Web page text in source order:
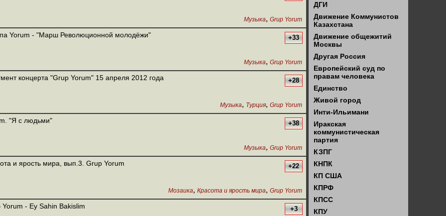
Музыка, Grup Yorum
Yorum - "Марш Революционной молодёжи" +33
Музыка, Grup Yorum
концерта "Grup Yorum" 15 апреля 2012 года +28
Музыка, Турция, Grup Yorum
"Я с людьми" +38
Музыка, Grup Yorum
и ярость мира, вып.3. Grup Yorum +22
Мозаика, Красота и ярость мира, Grup Yorum
Yorum - Ey Sahin Bakislim +3
ДГИ
Движение Коммунистов
Казахстана
Движение общежитий
Москвы
Другая Россия
Европейский суд по
правам человека
Единство
Живой город
Инти-Ильимани
Иракская
коммунистическая
партия
КЗПГ
КНПК
КП США
КПРФ
КПСС
КПУ